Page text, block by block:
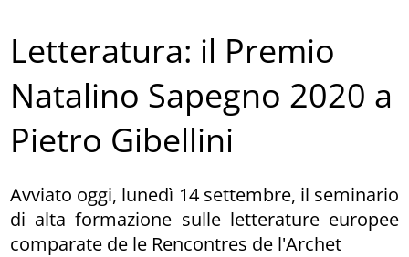
Letteratura: il Premio
Natalino Sapegno 2020 a
Pietro Gibellini
Avviato oggi, lunedì 14 settembre, il seminario
di alta formazione sulle letterature europee
comparate de le Rencontres de l'Archet